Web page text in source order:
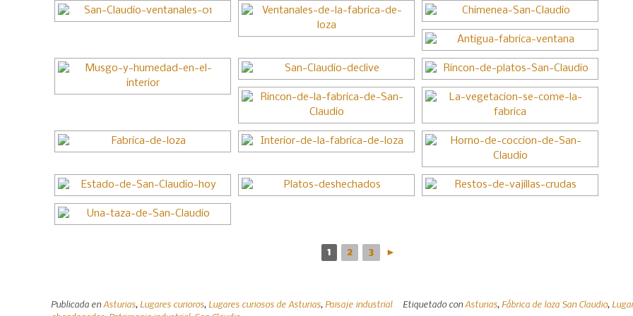
1 2 3 ►
Publicada en Asturias, Lugares curioros, Lugares curiosos de Asturias, Paisaje industrial Etiquetado con Asturias, Fábrica de loza San Claudio,